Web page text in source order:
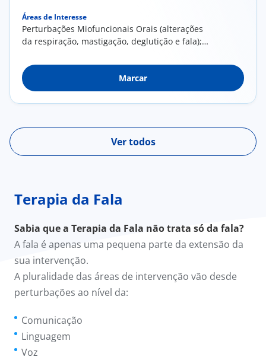
Áreas de Interesse
Perturbações Miofuncionais Orais (alterações
da respiração, mastigação, deglutição e fala);
disartria, disfagia); Perturbações alimentares
na infância; Perturbações dos Sons da Fala
Marcar
Ver todos
Terapia da Fala
Sabia que a Terapia da Fala não trata só da fala?
A fala é apenas uma pequena parte da extensão da
sua intervenção.
A pluralidade das áreas de intervenção vão desde
perturbações ao nível da:
Comunicação
Linguagem
Voz